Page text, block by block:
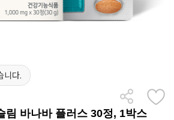
니다.
림 바나바 플러스 30정, 1박스